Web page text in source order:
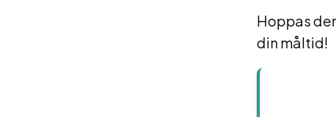
Hoppas
din måltid!